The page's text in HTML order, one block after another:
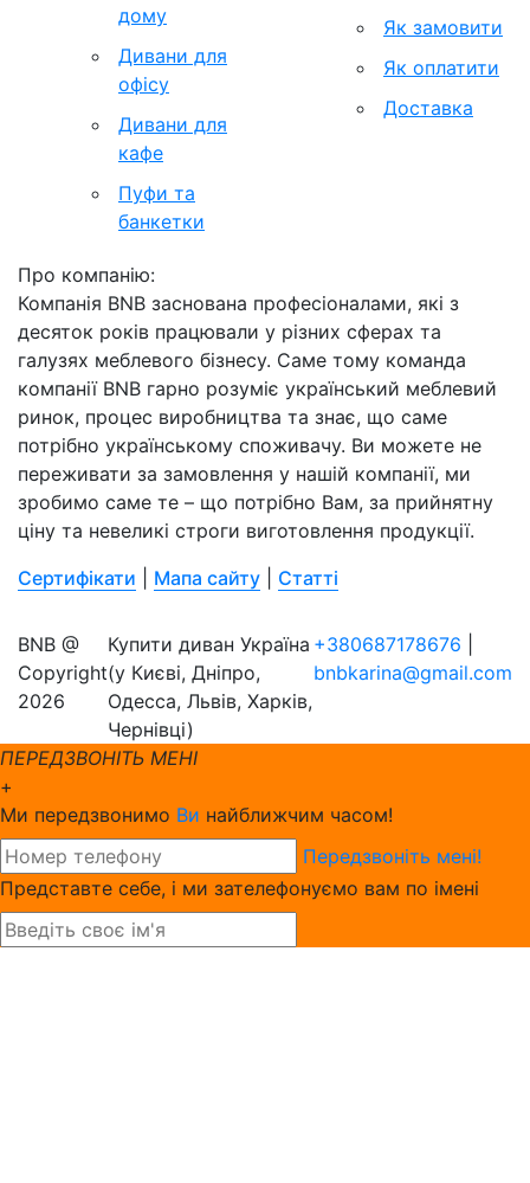
дому
Дивани для
офісу
Дивани для
кафе
Пуфи та
банкетки
Як замовити
Як оплатити
Доставка
Про компанію:
Компанія BNB заснована професіоналами, які з
десяток років працювали у різних сферах та
галузях меблевого бізнесу. Саме тому команда
компанії BNB гарно розуміє український меблевий
ринок, процес виробництва та знає, що саме
потрібно українському споживачу. Ви можете не
переживати за замовлення у нашій компанії, ми
зробимо саме те – що потрібно Вам, за прийнятну
ціну та невеликі строги виготовлення продукції.
Сертифікати
Мапа сайту Статті
BNB @
Copyright
2026
Купити диван Україна
(у Києві, Дніпро,
Одесса, Львів, Харків,
Чернівці)
+380687178676
bnbkarina@gmail.com
ПЕРЕДЗВОНІТЬ МЕНІ
+
Ми передзвонимо Ви найближчим часом!
Передзвоніть мені!
Представте себе, і ми зателефонуємо вам по імені